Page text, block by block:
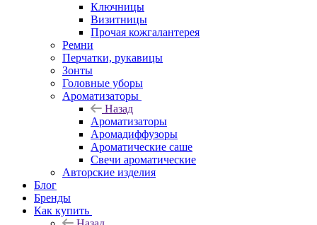
Ключницы
Визитницы
Прочая кожгалантерея
Ремни
Перчатки, рукавицы
Зонты
Головные уборы
Ароматизаторы
Назад
Ароматизаторы
Аромадиффузоры
Ароматические саше
Свечи ароматические
Авторские изделия
Блог
Бренды
Как купить